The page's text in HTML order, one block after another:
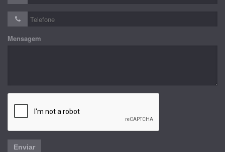
Mensagem
Enviar